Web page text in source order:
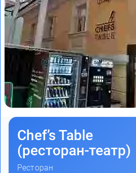
Chef’s Table
(ресторан-театр)
Ресторан